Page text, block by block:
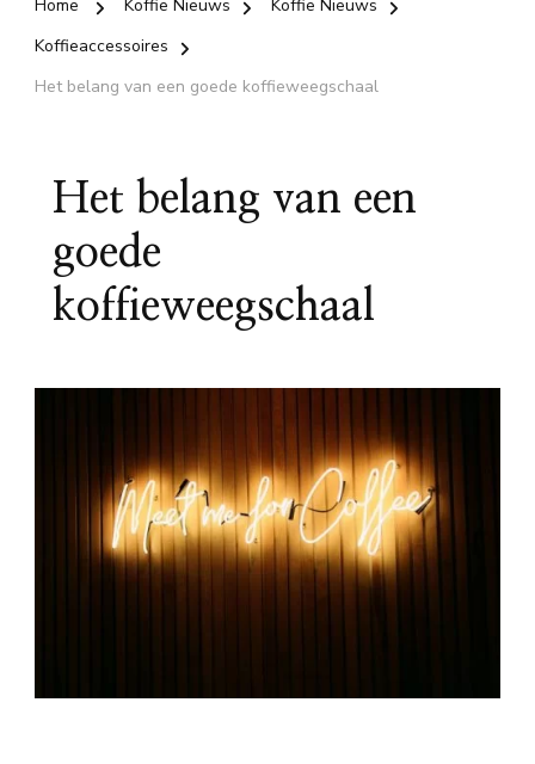
Home Koffie Nieuws
Koffie Nieuws
Koffieaccessoires
Het belang van een goede koffieweegschaal
Het belang van een
goede
koffieweegschaal